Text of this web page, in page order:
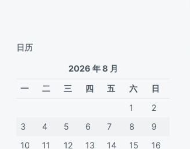
日历
2026 年 8 月
一
二 三 四 五 六
日
1
2
3
4 5 6 7 8
9
10
11 12 13 14 15 16